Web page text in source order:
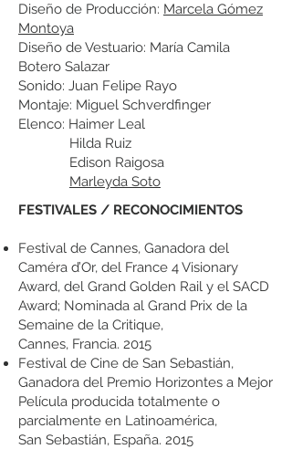
Diseño de Producción: Marcela Gómez
Montoya
Diseño de Vestuario: María Camila
Botero Salazar
Sonido: Juan Felipe Rayo
Montaje: Miguel Schverdfinger
Elenco: Haimer Leal
Hilda Ruiz
Edison Raigosa
Marleyda Soto
​FESTIVALES / RECONOCIMIENTOS
Festival de Cannes, Ganadora del
Caméra d’Or, del France 4 Visionary
Award, del Grand Golden Rail y el SACD
Award; Nominada al Grand Prix de la
Semaine de la Critique,
Cannes, Francia. 2015
Festival de Cine de San Sebastián,
Ganadora del Premio Horizontes a Mejor
Película producida totalmente o
parcialmente en Latinoamérica,
San Sebastián, España. 2015